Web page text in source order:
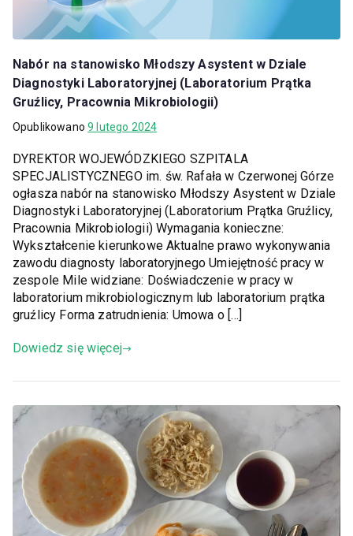
Nabór na stanowisko Młodszy Asystent w Dziale
Diagnostyki Laboratoryjnej (Laboratorium Prątka
Gruźlicy, Pracownia Mikrobiologii)
Opublikowano9 lutego 2024
DYREKTOR WOJEWÓDZKIEGO SZPITALA
SPECJALISTYCZNEGO im. św. Rafała w Czerwonej Górze
ogłasza nabór na stanowisko Młodszy Asystent w Dziale
Diagnostyki Laboratoryjnej (Laboratorium Prątka Gruźlicy,
Pracownia Mikrobiologii) Wymagania konieczne:
Wykształcenie kierunkowe Aktualne prawo wykonywania
zawodu diagnosty laboratoryjnego Umiejętność pracy w
zespole Mile widziane: Doświadczenie w pracy w
laboratorium mikrobiologicznym lub laboratorium prątka
gruźlicy Forma zatrudnienia: Umowa o […]
Dowiedz się więcej